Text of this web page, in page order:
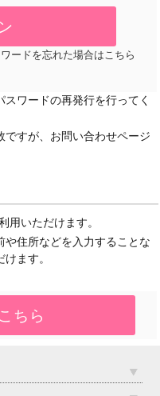
ードを忘れた場合はこちら
スワードの再発行を行ってく
ですが、お問い合わせページ
用いただけます。
や住所などを入力することな
ます。